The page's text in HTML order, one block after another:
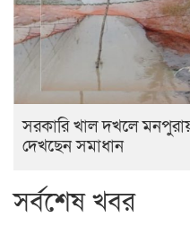
সরকারি খাল দখলে
দেখছেন সমাধান
সর্বশেষ খবর